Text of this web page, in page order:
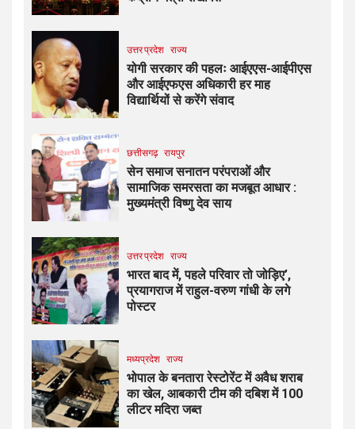
उत्तर प्रदेश राज्य
योगी सरकार की पहलः आईएएस-आईपीएस
और आईएफएस अधिकारी हर माह
विद्यार्थियों से करेंगे संवाद
छत्तीसगढ़ रायपुर
सेन समाज सनातन परंपराओं और
सामाजिक समरसता का मजबूत आधार :
मुख्यमंत्री विष्णु देव साय
उत्तर प्रदेश राज्य
भारत बाद में, पहले परिवार तो जोड़िए’,
प्रयागराज में राहुल-वरुण गांधी के लगे
पोस्टर
मध्यप्रदेश राज्य
भोपाल के बनतारा रेस्टोरेंट में अवैध शराब
का खेल, आबकारी टीम की दबिश में 100
लीटर मदिरा जब्त